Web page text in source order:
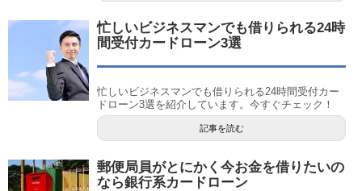
忙しいビジネスマンでも借りられる24時
間受付カードローン3選
忙しいビジネスマンでも借りられる24時間受付カー
ドローン3選を紹介しています。今すぐチェック！
記事を読む
郵便局員がとにかく今お金を借りたいの
なら銀行系カードローン